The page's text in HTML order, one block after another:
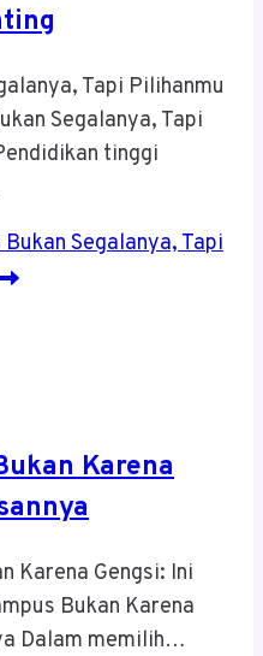
Tapi Pilihanmu
Segalanya, Tapi
tinggi
Segalanya, Tapi
Karena
Karena Gengsi: Ini
Bukan Karena
Dalam memilih…